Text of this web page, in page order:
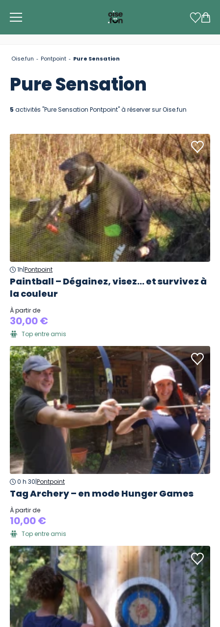
Oise.fun Pontpoint Pure Sensation
Pure Sensation
5 activités "Pure Sensation Pontpoint" à réserver sur Oise.fun
1h|Pontpoint
Paintball – Dégainez, visez… et survivez à
la couleur
À partir de
30,00 €
Top entre amis
0 h 30|Pontpoint
Tag Archery – en mode Hunger Games
À partir de
10,00 €
Top entre amis